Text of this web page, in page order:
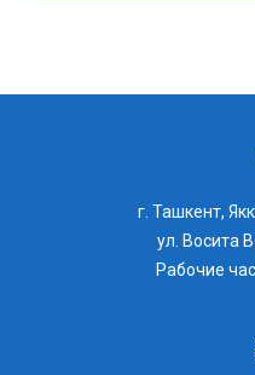
г. Ташкент,
ул. Восита
Рабочие